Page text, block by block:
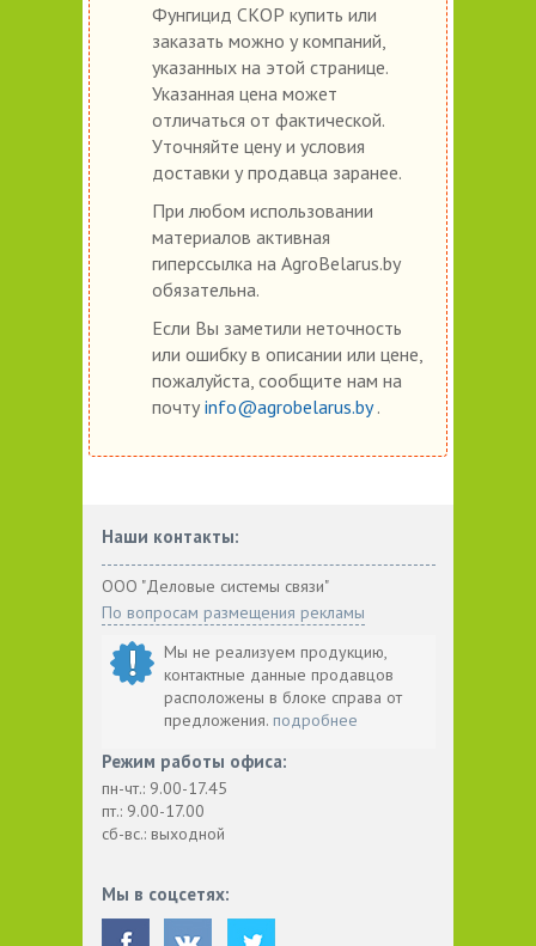
Фунгицид СКОР купить или
заказать можно у компаний,
указанных на этой странице.
Указанная цена может
отличаться от фактической.
Уточняйте цену и условия
доставки у продавца заранее.
При любом использовании
материалов активная
гиперссылка на AgroBelarus.by
обязательна.
Если Вы заметили неточность
или ошибку в описании или цене,
пожалуйста, сообщите нам на
почту info@agrobelarus.by.
Наши контакты:
ООО "Деловые системы связи"
По вопросам размещения рекламы
Мы не реализуем продукцию,
контактные данные продавцов
расположены в блоке справа от
предложения. подробнее
Режим работы офиса:
пн-чт.: 9.00-17.45
пт.: 9.00-17.00
сб-вс.: выходной
Мы в соцсетях: